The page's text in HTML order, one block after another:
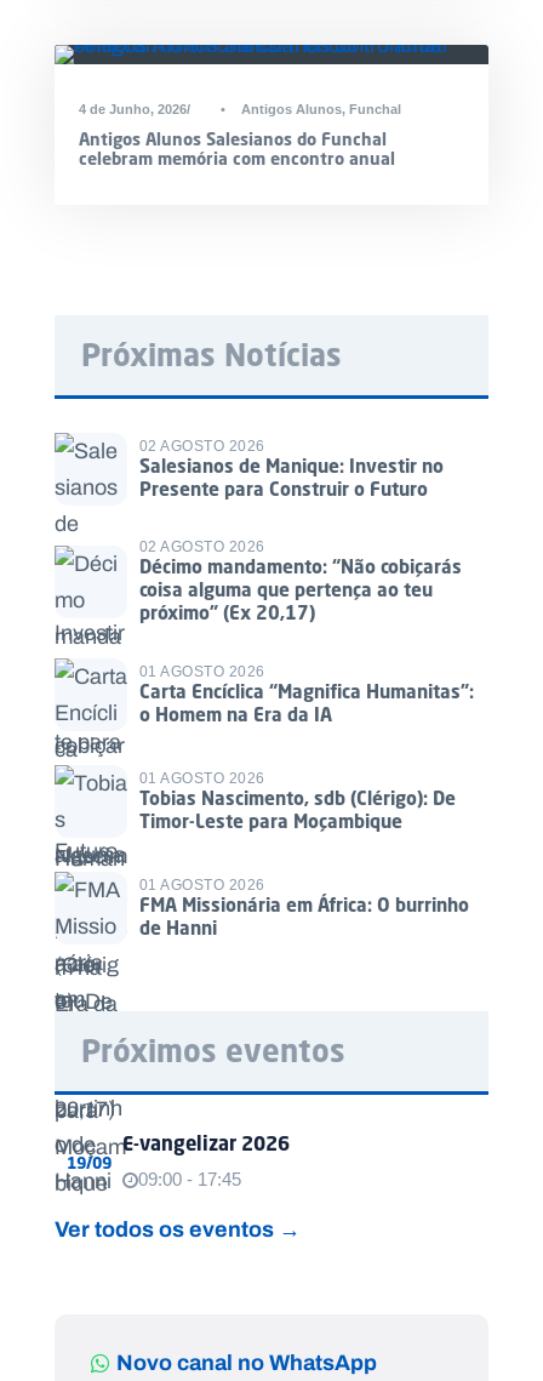
4 de Junho, 2026 • Antigos Alunos, Funchal
Antigos Alunos Salesianos do Funchal
celebram memória com encontro anual
Próximas Notícias
02 AGOSTO 2026
Salesianos de Manique: Investir no
Presente para Construir o Futuro
02 AGOSTO 2026
Décimo mandamento: “Não cobiçarás
coisa alguma que pertença ao teu
próximo” (Ex 20,17)
01 AGOSTO 2026
Carta Encíclica “Magnifica Humanitas”:
o Homem na Era da IA
01 AGOSTO 2026
Tobias Nascimento, sdb (Clérigo): De
Timor-Leste para Moçambique
01 AGOSTO 2026
FMA Missionária em África: O burrinho
de Hanni
Próximos eventos
19/09
E-vangelizar 2026
09:00 - 17:45
Ver todos os eventos →
Novo canal no WhatsApp